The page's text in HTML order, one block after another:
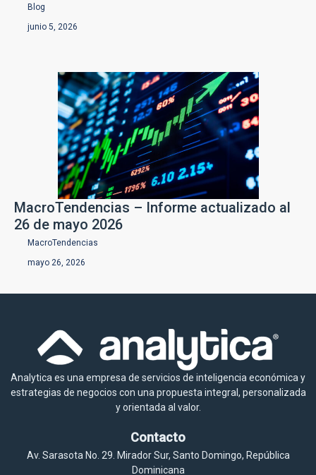
Blog
junio 5, 2026
MacroTendencias – Informe actualizado al
26 de mayo 2026
MacroTendencias
mayo 26, 2026
Analytica es una empresa de servicios de inteligencia económica y
estrategias de negocios con una propuesta integral, personalizada
y orientada al valor.
Contacto
Av. Sarasota No. 29. Mirador Sur, Santo Domingo, República
Dominicana